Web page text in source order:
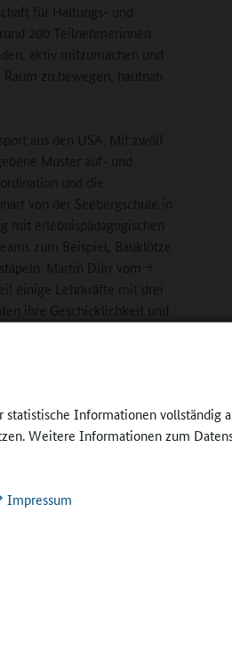
Informationen vollständig
Weitere Informationen zum
Impressum
für Haltungs- und
200 Teilnehmerinnen
aktiv mitzumachen und
zu bewegen, hautnah
aus den USA. Mit zwölf
Muster auf- und
und die
von der Seebergschule in
mit erlebnispädagogischen
zum Beispiel, Bauklötze
Martin Dürr vom
einige Lehrkräfte mit drei
ihre Geschicklichkeit und
Erlangen-Nürnberg über
15 Jahren habe sich sehr
bedeutet nicht, einfach
Psychologe,
will besser in der Schule
oft nicht, wie sie sich auf